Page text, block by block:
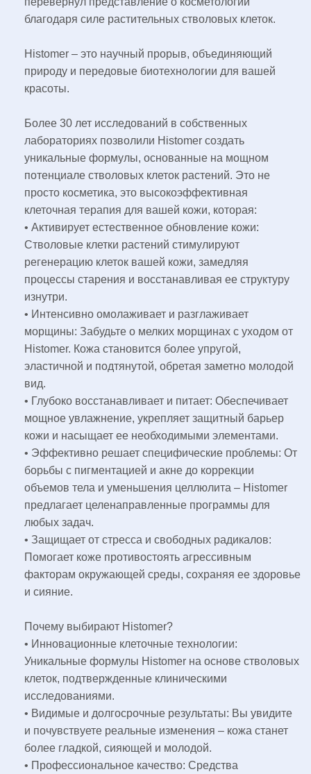
благодаря силе растительных стволовых клеток.
Histomer – это научный прорыв, объединяющий
природу и передовые биотехнологии для вашей
красоты.
Более 30 лет исследований в собственных
лабораториях позволили Histomer создать
уникальные формулы, основанные на мощном
потенциале стволовых клеток растений. Это не
просто косметика, это высокоэффективная
клеточная терапия для вашей кожи, которая:
• Активирует естественное обновление кожи:
Стволовые клетки растений стимулируют
регенерацию клеток вашей кожи, замедляя
процессы старения и восстанавливая ее структуру
изнутри.
• Интенсивно омолаживает и разглаживает
морщины: Забудьте о мелких морщинах с уходом от
Histomer. Кожа становится более упругой,
эластичной и подтянутой, обретая заметно молодой
вид.
• Глубоко восстанавливает и питает: Обеспечивает
мощное увлажнение, укрепляет защитный барьер
кожи и насыщает ее необходимыми элементами.
• Эффективно решает специфические проблемы: От
борьбы с пигментацией и акне до коррекции
объемов тела и уменьшения целлюлита – Histomer
предлагает целенаправленные программы для
любых задач.
• Защищает от стресса и свободных радикалов:
Помогает коже противостоять агрессивным
факторам окружающей среды, сохраняя ее здоровье
и сияние.
Почему выбирают Histomer?
• Инновационные клеточные технологии:
Уникальные формулы Histomer на основе стволовых
клеток, подтвержденные клиническими
исследованиями.
• Видимые и долгосрочные результаты: Вы увидите
и почувствуете реальные изменения – кожа станет
более гладкой, сияющей и молодой.
• Профессиональное качество: Средства